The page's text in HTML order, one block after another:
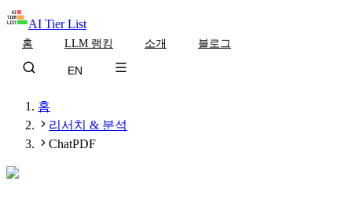
AI Tier List
홈 LLM 랭킹 소개 블로그
EN
홈
리서치 & 분석
ChatPDF